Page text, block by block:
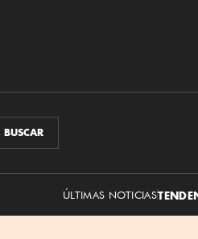
BUSCAR
ÚLTIMAS NOTICIAS